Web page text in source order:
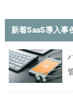
新着SaaS導入事